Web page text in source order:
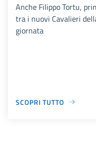
Anche Filippo Tortu,
tra i nuovi Cavalieri
giornata
SCOPRI TUTTO